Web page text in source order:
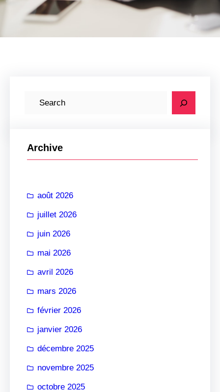
h
e
Archive
août 2026
juillet 2026
juin 2026
mai 2026
avril 2026
mars 2026
février 2026
janvier 2026
décembre 2025
novembre 2025
octobre 2025